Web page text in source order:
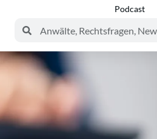
Podcast